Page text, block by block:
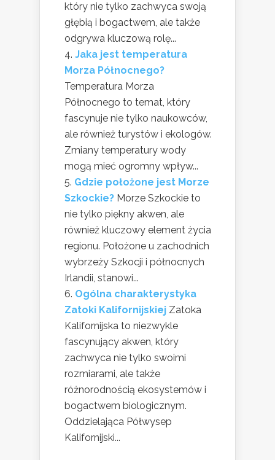
który nie tylko zachwyca swoją
głębią i bogactwem, ale także
odgrywa kluczową rolę...
Jaka jest temperatura
Morza Północnego?
Temperatura Morza
Północnego to temat, który
fascynuje nie tylko naukowców,
ale również turystów i ekologów.
Zmiany temperatury wody
mogą mieć ogromny wpływ...
Gdzie położone jest Morze
Szkockie? Morze Szkockie to
nie tylko piękny akwen, ale
również kluczowy element życia
regionu. Położone u zachodnich
wybrzeży Szkocji i północnych
Irlandii, stanowi...
Ogólna charakterystyka
Zatoki Kalifornijskiej Zatoka
Kalifornijska to niezwykle
fascynujący akwen, który
zachwyca nie tylko swoimi
rozmiarami, ale także
różnorodnością ekosystemów i
bogactwem biologicznym.
Oddzielająca Półwysep
Kalifornijski...